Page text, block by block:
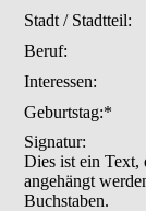
Stadt / Stadtteil:
Beruf:
Interessen:
Geburtstag:*
Signatur:
Dies ist ein Text,
angehängt
Buchstaben.